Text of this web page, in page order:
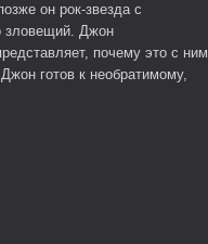
он рок-звезда с
зловещий. Джон
почему это с ним
готов к необратимому,